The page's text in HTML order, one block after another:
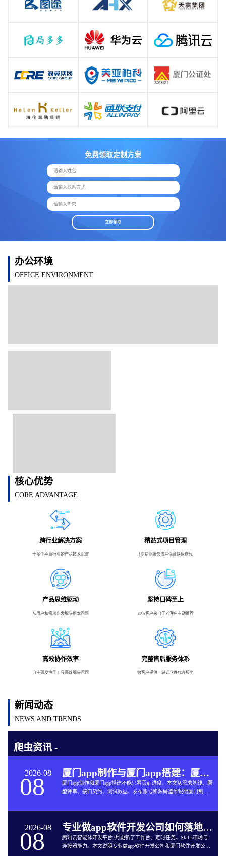
免费领取定制方案
请输入姓名
请输入联系方式
请输入需求
立即领取
办公环境
OFFICE ENVIRONMENT
核心优势
CORE ADVANTAGE
跨行业解决方案
十多个垂直行业的产品技术沉淀
精益式项目管理
4步专业服务流程保证快速迭代
产品思维驱动
从用户和需求出发解决根本问题
坚持口碑至上
80%客户来自于老客户主动推荐
高效协作效率
自主研发协作工具高效解决问题
完整售后服务体系
为客户提供一站式软件代办服务
新闻动态
NEWS AND TRENDS
爬虫资讯 -
2026-08
08 厦门app制作与厦门app搭建：厦门App开发的六个交付关口
厦门app制作和厦门app搭建不能只看页面进度。本文从需求基线、原
型评审、接口契约、测试数据、发布账号和源码运维说明厦门制作
2026-08
08 专业做app软件开发公司如何落地企业智能体工作台
腾讯云智能体开发平台7月更新了工作台、定时任务、Skills市场与
连接器能力。本文说明专业做app软件开发公司和厦门软件开发公司